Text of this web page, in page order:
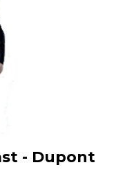
- Dupont